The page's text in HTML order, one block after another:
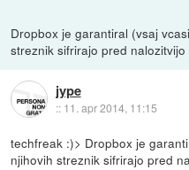
Dropbox je garantiral (vsaj
streznik sifrirajo pred nalozitvijo
jype
:: 11. apr 2014, 11:15
techfreak :)> Dropbox je
njihovih streznik sifrirajo pred